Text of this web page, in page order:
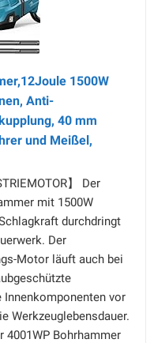
1500W
Anti-
40 mm
und Meißel,
】 Der
mit 1500W
durchdringt
Der
Motor läuft auch bei
vor
Werkzeuglebensdauer.
4001WP Bohrhammer